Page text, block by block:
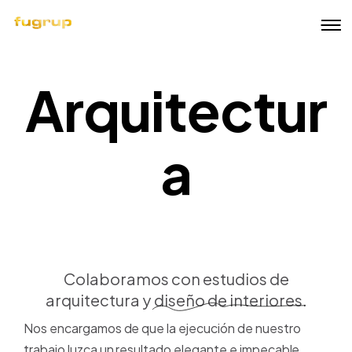
Arquitectur
a
Colaboramos con estudios de
arquitectura y diseño de interiores.
Nos encargamos de que la ejecución de nuestro